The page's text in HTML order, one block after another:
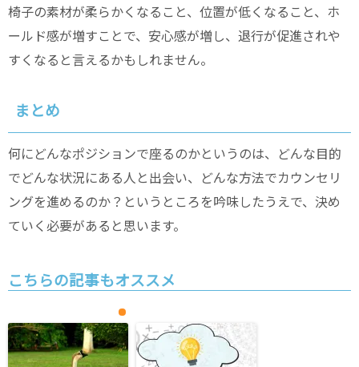
椅子の素材が柔らかくなること、位置が低くなること、ホ
ールド感が増すことで、安心感が増し、退行が促進されや
すくなると言えるかもしれません。
まとめ
何にどんなポジションで座るのかというのは、どんな目的
でどんな状況にある人と出会い、どんな方法でカウンセリ
ングを進めるのか？というところを吟味したうえで、決め
ていく必要があると思います。
こちらの記事もオススメ